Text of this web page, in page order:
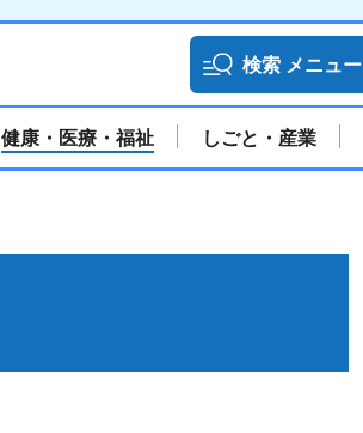
検索 メニュー
健康・医療・福祉 しごと・産業